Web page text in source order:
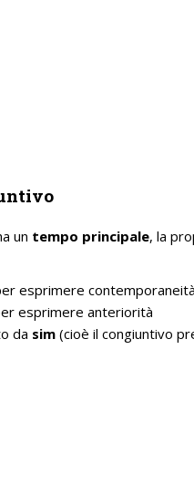
un tempo principale, la
esprimere contemporaneità
esprimere anteriorità
da sim (cioè il congiuntivo